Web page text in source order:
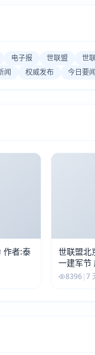
电子报 世联盟 世
闻 权威发布 今日要闻
作者:泰
世联盟北
一建军节
解放军建
8396|7